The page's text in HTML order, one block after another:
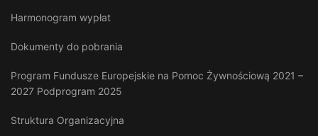
Harmonogram wypłat
Dokumenty do pobrania
Program Fundusze Europejskie na Pomoc Żywnościową 2021 –
2027 Podprogram 2025
Struktura Organizacyjna